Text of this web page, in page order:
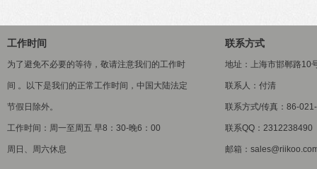
工作时间
为了避免不必要的等待，敬请注意我们的工作时
间 。以下是我们的正常工作时间，中国大陆法定
节假日除外。
工作时间：周一至周五 早8：30-晚6：00
周日、周六休息
联系方式
地址：上海市邯郸路10
联系人：付清
联系方式/传真：86-
联系QQ：2312238490
邮箱：